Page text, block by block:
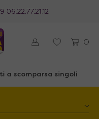
in Italy
0
a scomparsa singoli